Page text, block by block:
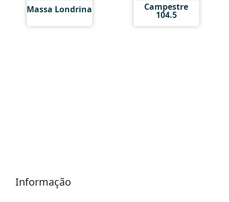
Massa Londrina Campestre
104.5
Informação